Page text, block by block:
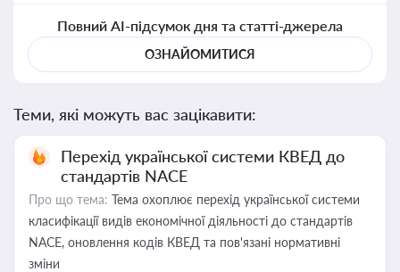
Повний AI-підсумок дня та статті-джерела
ОЗНАЙОМИТИСЯ
Теми, які можуть вас зацікавити:
Перехід української системи КВЕД до
стандартів NACE
Про що тема: Тема охоплює перехід української системи
класифікації видів економічної діяльності до стандартів
NACE, оновлення кодів КВЕД та пов'язані нормативні
зміни